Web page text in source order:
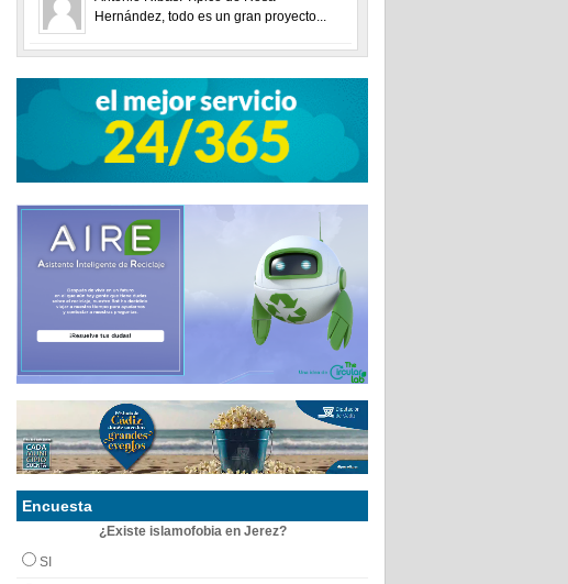
Hernández, todo es un gran proyecto...
Encuesta
¿Existe islamofobia en Jerez?
SI